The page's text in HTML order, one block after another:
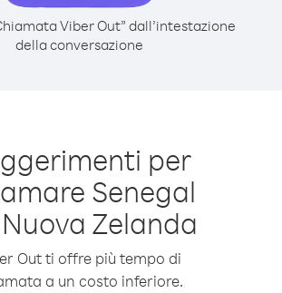
Viber Out” dall’intestazione
della conversazione
per
Senegal
Zelanda
Out ti offre più tempo di
a un costo inferiore.